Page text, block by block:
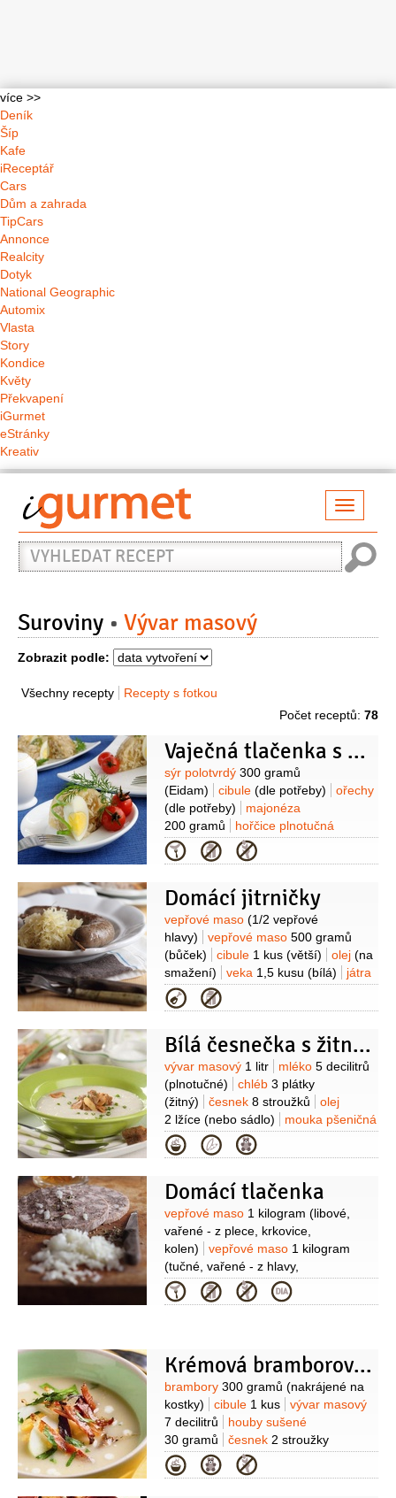
více >>
Deník
Šíp
Kafe
iReceptář
Cars
Dům a zahrada
TipCars
Annonce
Realcity
Dotyk
National Geographic
Automix
Vlasta
Story
Kondice
Květy
Překvapení
iGurmet
eStránky
Kreativ
Vyhledat
recept
Suroviny Vývar masový
Zobrazit podle:
Všechny recepty
Recepty s fotkou
Počet receptů: 78
Vaječná tlačenka s ořechy
Suroviny
sýr polotvrdý 300 gramů
(Eidam)
cibule (dle potřeby)
ořechy
(dle potřeby)
majonéza
200 gramů
hořčice plnotučná
1 lžíce
vejce10 kusů
200 mililitrů
želatina1 balení
Kategorie
Domácí jitrničky
Suroviny
vepřové maso (1/2 vepřové
hlavy)
vepřové maso 500 gramů
(bůček)
cibule 1 kus (větší) olej (na
smažení)
veka 1,5 kusu (bílá)
játra
200 gramů
1 palička (podle
drcená)
Kategorie
Bílá česnečka s žitnými krutony
Suroviny
vývar masový 1 litr mléko 5 decilitrů
(plnotučné)
chléb 3 plátky
(žitný)
česnek 8 stroužků
olej
2 lžíce (nebo sádlo)
mouka pšeničná
hladká2 lžíce
pepř černý
(mletý)
sůl pažitka
Kategorie
Domácí tlačenka
Suroviny
vepřové maso 1 kilogram (libové,
vařené - z plece, krkovice,
kolen)
vepřové maso 1 kilogram
(tučné, vařené - z hlavy,
laloku)
vepřové maso
(jazyk, vařený)
játra(vepřová,
250 gramů
(vepřová, vařená)
(vepřová, syrová - kousek)
vývar
masový2,5 decilitru
(nemastný)
česnek 2 stroužky (nebo
i více, podle chuti)
Kategorie
Krémová bramborová polévka
Suroviny
brambory 300 gramů (nakrájené na
kostky)
cibule 1 kus
vývar masový
7 decilitrů
houby sušené
30 gramů
česnek 2 stroužky
(plátky)
smetana na šlehání
(33%)
máslo40 gramů
slanina
Kategorie